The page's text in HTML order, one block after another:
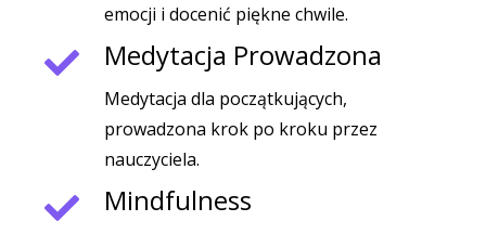
emocji i docenić piękne chwile.
Medytacja Prowadzona
Medytacja dla początkujących,
prowadzona krok po kroku przez
nauczyciela.
Mindfulness